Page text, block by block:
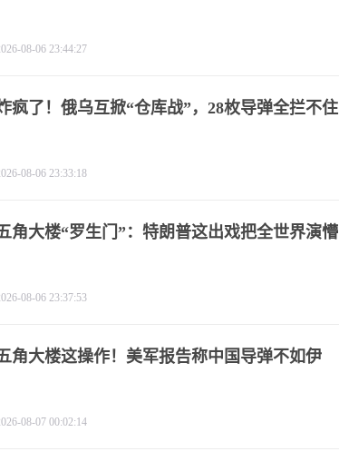
08-06 23:44:27
疯了！俄乌互掀“仓库战”，28枚导弹全拦不住
08-06 23:33:18
角大楼“罗生门”：特朗普这出戏把全世界演懵
08-06 23:37:53
角大楼这操作！美军报告称中国导弹不如伊
08-07 00:02:14